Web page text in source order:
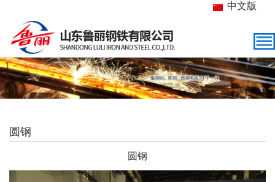
中文版
圆钢
圆钢